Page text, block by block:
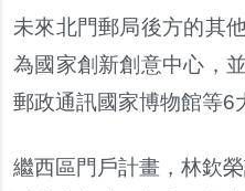
未來北門郵局後方的其
為國家創新創意中心 ，
郵政通訊國家博物館等6
繼西區門戶計畫 ， 林欽